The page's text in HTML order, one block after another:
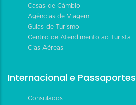
Casas de Câmbio
Agências de Viagem
Guias de Turismo
Centro de Atendimento ao Turista
Cias Aéreas
Internacional e Passaportes
Consulados